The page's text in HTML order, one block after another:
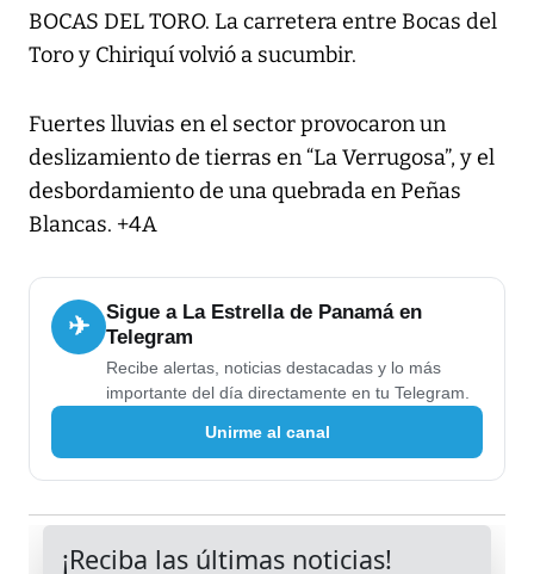
BOCAS DEL TORO. La carretera entre Bocas del
Toro y Chiriquí volvió a sucumbir.
Fuertes lluvias en el sector provocaron un
deslizamiento de tierras en “La Verrugosa”, y el
desbordamiento de una quebrada en Peñas
Blancas. +4A
✈
Sigue a La Estrella de Panamá en
Telegram
Recibe alertas, noticias destacadas y lo más
importante del día directamente en tu Telegram.
Unirme al canal